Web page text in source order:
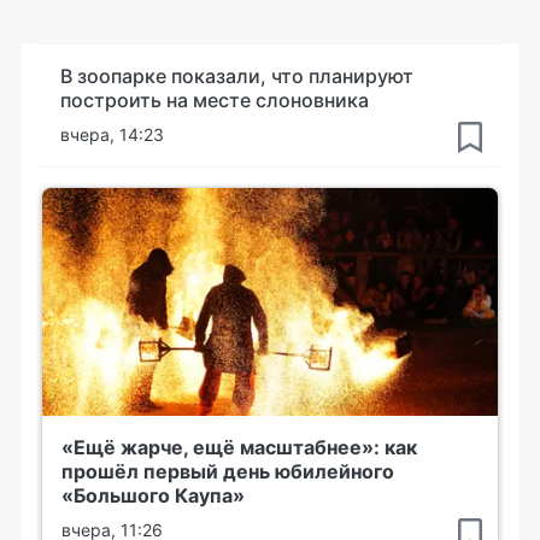
В зоопарке показали, что планируют
построить на месте слоновника
вчера, 14:23
«Ещё жарче, ещё масштабнее»: как
прошёл первый день юбилейного
«Большого Каупа»
вчера, 11:26